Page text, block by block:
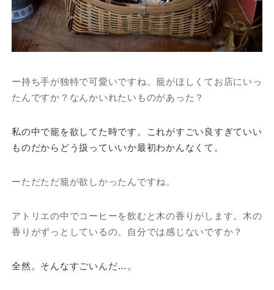
ー持ち手が独特で可愛いですね。籠がほしくてお店にいっ
たんですか？なんかいれたいものがあった？
私の中で籠を欲してた時です。これがすごい良すぎていい
ものだからどう扱っていいか最初わかんなくて。
ーただただ籠が欲しかったんですね。
アトリエの中でコーヒーを飲むと木の香りがします。木の
香りがずっとしているの。自分では感じないですか？
全然。そんなすごいんだ…。